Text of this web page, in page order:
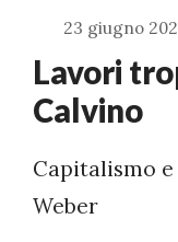
23 giugno
Lavori
Calvino
Capitalismo
Weber